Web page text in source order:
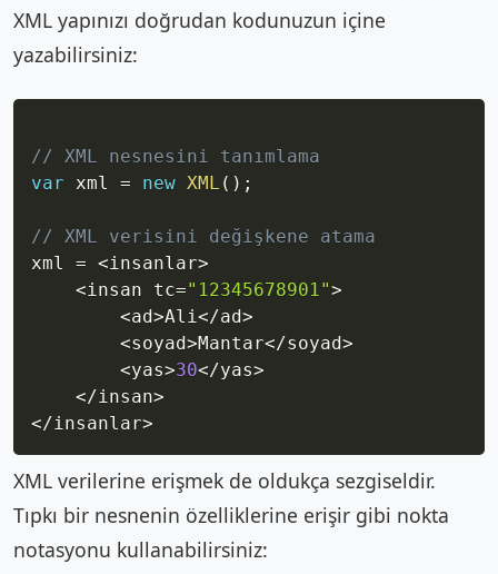
XML yapınızı doğrudan kodunuzun içine
yazabilirsiniz:
// XML nesnesini tanımlama
var xml = new XML ( ) ;
// XML verisini değişkene atama
xml = <insanlar>
<insan tc="12345678901">
<ad>Ali</ad>
<soyad>Mantar</soyad>
<yas>30</yas>
</insan>
</insanlar>
XML verilerine erişmek de oldukça sezgiseldir.
Tıpkı bir nesnenin özelliklerine erişir gibi nokta
notasyonu kullanabilirsiniz: